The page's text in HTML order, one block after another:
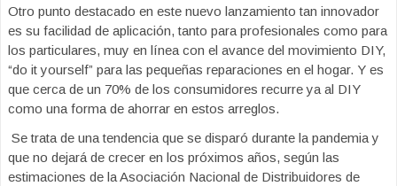
Otro punto destacado en este nuevo lanzamiento tan innovador
es su facilidad de aplicación, tanto para profesionales como para
los particulares, muy en línea con el avance del movimiento DIY,
“do it yourself” para las pequeñas reparaciones en el hogar. Y es
que cerca de un 70% de los consumidores recurre ya al DIY
como una forma de ahorrar en estos arreglos.
Se trata de una tendencia que se disparó durante la pandemia y
que no dejará de crecer en los próximos años, según las
estimaciones de la Asociación Nacional de Distribuidores de